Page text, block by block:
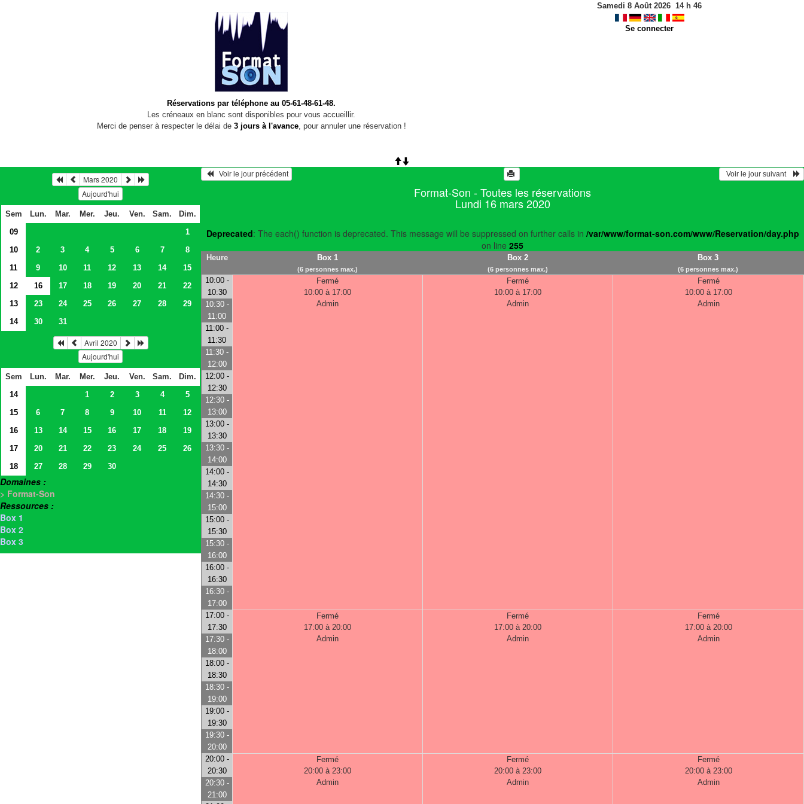
Réservations par téléphone au 05-61-48-61-48.
Les créneaux en blanc sont disponibles pour vous accueillir.
Merci de penser à respecter le délai de 3 jours à l'avance, pour annuler une réservation !
Samedi 8 Août 2026 14h 46
Se connecter
Mars 2020
Aujourd'hui
Sem Lun. Mar. Mer. Jeu. Ven. Sam.
Dim.
09
1
10
2 3 4 5 6 7
8
11
9 10 11 12 13 14
15
12
16 17 18 19 20 21
22
13
23 24 25 26 27 28
29
14
30 31
Avril 2020
Aujourd'hui
Sem Lun. Mar. Mer. Jeu. Ven. Sam.
Dim.
14
1 2 3 4
5
15
6 7 8 9 10 11
12
16
13 14 15 16 17 18
19
17
20 21 22 23 24 25
26
18
27 28 29 30
Domaines :
> Format-Son
Ressources :
Box 1
Box 2
Box 3
   Voir le jour précédent
  Voir le jour suivant
Format-Son - Toutes les réservations
Lundi 16 mars 2020
Deprecated: The each() function is deprecated. This message will be suppressed on further calls in /var/www/format-son.com/www/Reservation/day.php
on line 255
Heure Box 1
(6 personnes max.)
Box 2
(6 personnes max.)
Box 3
(6 personnes max.)
10:00 -
10:30
Fermé
10:00 à 17:00
Admin
Fermé
10:00 à 17:00
Admin
Fermé
10:00 à 17:00
Admin
10:30 -
11:00
11:00 -
11:30
11:30 -
12:00
12:00 -
12:30
12:30 -
13:00
13:00 -
13:30
13:30 -
14:00
14:00 -
14:30
14:30 -
15:00
15:00 -
15:30
15:30 -
16:00
16:00 -
16:30
16:30 -
17:00
17:00 -
17:30
Fermé
17:00 à 20:00
Admin
Fermé
17:00 à 20:00
Admin
Fermé
17:00 à 20:00
Admin
17:30 -
18:00
18:00 -
18:30
18:30 -
19:00
19:00 -
19:30
19:30 -
20:00
20:00 -
20:30
Fermé
20:00 à 23:00
Admin
Fermé
20:00 à 23:00
Admin
Fermé
20:00 à 23:00
Admin
20:30 -
21:00